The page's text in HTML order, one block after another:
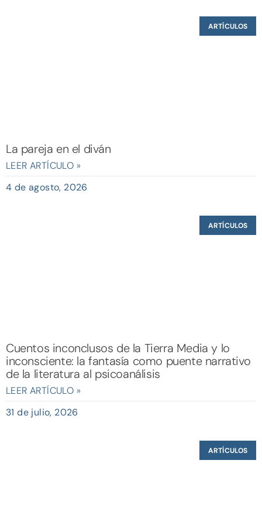
ARTÍCULOS
La pareja en el diván
LEER ARTÍCULO »
4 de agosto, 2026
ARTÍCULOS
Cuentos inconclusos de la Tierra Media y lo
inconsciente: la fantasía como puente narrativo
de la literatura al psicoanálisis
LEER ARTÍCULO »
31 de julio, 2026
ARTÍCULOS